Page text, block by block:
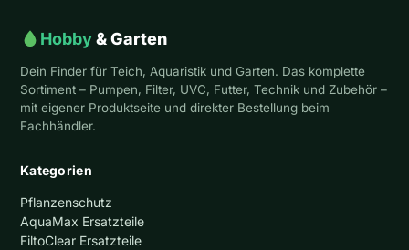
Hobby& Garten
Dein Finder für Teich, Aquaristik und Garten. Das komplette
Sortiment – Pumpen, Filter, UVC, Futter, Technik und Zubehör –
mit eigener Produktseite und direkter Bestellung beim
Fachhändler.
Kategorien
Pflanzenschutz
AquaMax Ersatzteile
FiltoClear Ersatzteile